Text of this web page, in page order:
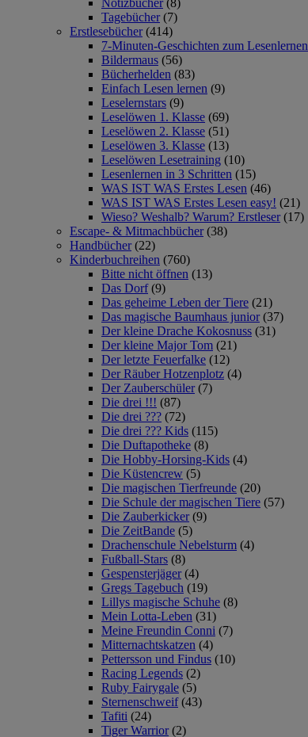
Tagebücher (7)
Erstlesebücher (414)
7-Minuten-Geschichten zum Lesenlernen
Bildermaus (56)
Bücherhelden (83)
Einfach Lesen lernen (9)
Leselernstars (9)
Leselöwen 1. Klasse (69)
Leselöwen 2. Klasse (51)
Leselöwen 3. Klasse (13)
Leselöwen Lesetraining (10)
Lesenlernen in 3 Schritten (15)
WAS IST WAS Erstes Lesen (46)
WAS IST WAS Erstes Lesen easy! (21)
Wieso? Weshalb? Warum? Erstleser (17)
Escape- & Mitmachbücher (38)
Handbücher (22)
Kinderbuchreihen (760)
Bitte nicht öffnen (13)
Das Dorf (9)
Das geheime Leben der Tiere (21)
Das magische Baumhaus junior (37)
Der kleine Drache Kokosnuss (31)
Der kleine Major Tom (21)
Der letzte Feuerfalke (12)
Der Räuber Hotzenplotz (4)
Der Zauberschüler (7)
Die drei !!! (87)
Die drei ??? (72)
Die drei ??? Kids (115)
Die Duftapotheke (8)
Die Hobby-Horsing-Kids (4)
Die Küstencrew (5)
Die magischen Tierfreunde (20)
Die Schule der magischen Tiere (57)
Die Zauberkicker (9)
Die ZeitBande (5)
Drachenschule Nebelsturm (4)
Fußball-Stars (8)
Gespensterjäger (4)
Gregs Tagebuch (19)
Lillys magische Schuhe (8)
Mein Lotta-Leben (31)
Meine Freundin Conni (7)
Mitternachtskatzen (4)
Pettersson und Findus (10)
Racing Legends (2)
Ruby Fairygale (5)
Sternenschweif (43)
Tafiti (24)
Tiger Warrior (2)